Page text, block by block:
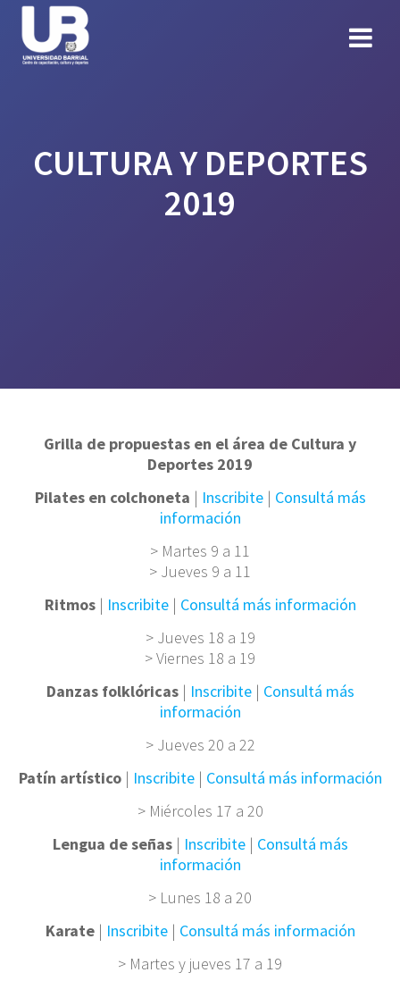
CULTURA Y DEPORTES
2019
Grilla de propuestas en el área de Cultura y
Deportes 2019
Pilates en colchoneta | Inscribite| Consultá más
información
> Martes 9 a 11
> Jueves 9 a 11
Ritmos| Inscribite| Consultá más información
> Jueves 18 a 19
> Viernes 18 a 19
Danzas folklóricas | Inscribite| Consultá más
información
> Jueves 20 a 22
Patín artístico| Inscribite| Consultá más información
> Miércoles 17 a 20
Lengua de señas| Inscribite| Consultá más
información
> Lunes 18 a 20
Karate| Inscribite| Consultá más información
> Martes y jueves 17 a 19